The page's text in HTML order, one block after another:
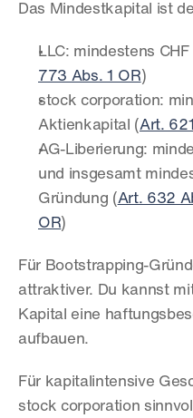
Das Mindestkapital ist
LLC: mindestens
773 Abs. 1 OR)
stock corporation:
Aktienkapital (Art.
AG-Liberierung:
und insgesamt
Gründung (Art. 632
OR)
Für Bootstrapping-
attraktiver. Du kannst
Kapital eine
aufbauen.
Für kapitalintensive
stock corporation